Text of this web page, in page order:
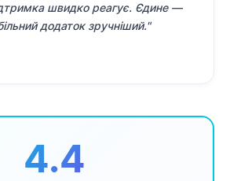
швидко реагує. Єдине —
додаток зручніший."
4.4